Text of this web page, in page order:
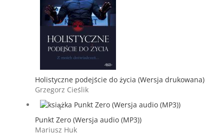
Holistyczne podejście do życia (Wersja drukowana)
Grzegorz Cieślik
Punkt Zero (Wersja audio (MP3))
Mariusz Huk